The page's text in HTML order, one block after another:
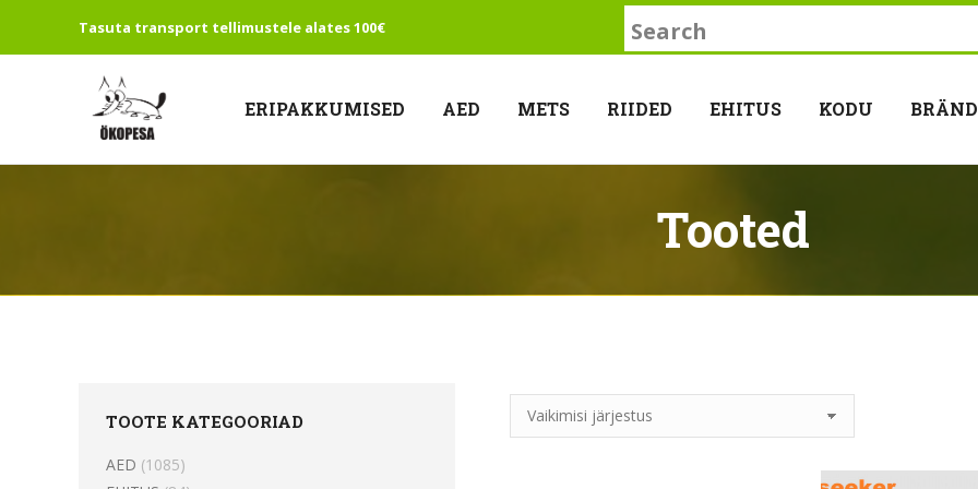
Tasuta transport tellimustele alates 100€
Search:
ERIPAKKUMISED AED METS RIIDED EHITUS KODU
Tooted
TOOTE KATEGOORIAD
AED (1085)